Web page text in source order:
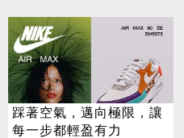
踩著空氣，邁向極限，讓
每一步都輕盈有力